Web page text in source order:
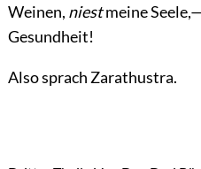
Weinen, niestmeine
Gesundheit!
Also sprach Zarathustra.